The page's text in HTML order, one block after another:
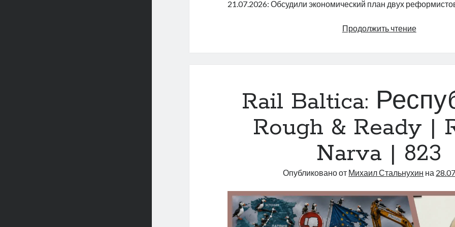
21.07.2026: Обсудили экономический план двух
Продолжить чтениеТрюк
|
Radio
Narva
|
824
Rail Baltica:
Rough & Ready |
Narva | 823
Опубликовано от Михаил Стальнухин на